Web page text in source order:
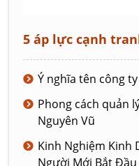
5 áp lực cạnh
Ý nghĩa tên công ty
Phong cách quản
Nguyên Vũ
Kinh Nghiệm Kinh
Người Mới Bắt Đầu